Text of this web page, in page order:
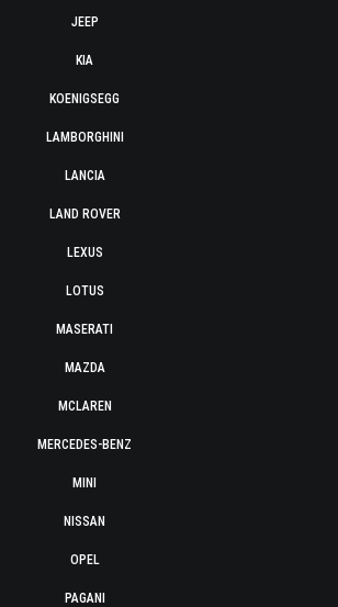
JEEP
KIA
KOENIGSEGG
LAMBORGHINI
LANCIA
LAND ROVER
LEXUS
LOTUS
MASERATI
MAZDA
MCLAREN
MERCEDES-BENZ
MINI
NISSAN
OPEL
PAGANI